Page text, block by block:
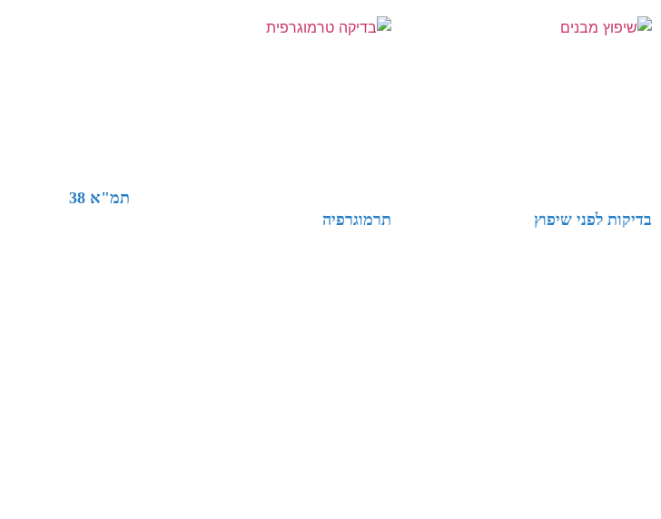
בדיקות לפני שיפוץ תרמוגרפיה
תמ"א 38